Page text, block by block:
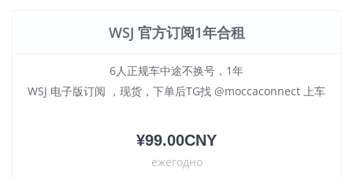
WSJ 官方订阅1年合租
6人正规车中途不换号，1年
WSJ 电子版订阅 ，现货，下单后TG找 @moccaconnect 上车
¥99.00CNY
ежегодно